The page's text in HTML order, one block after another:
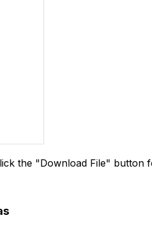
the "Download File" button